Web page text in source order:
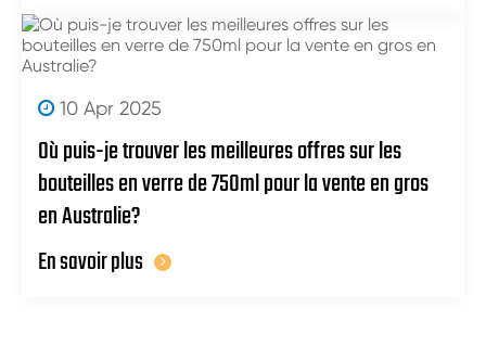
10 Apr 2025
Où puis-je trouver les meilleures offres sur les
bouteilles en verre de 750ml pour la vente en gros
en Australie?
En savoir plus